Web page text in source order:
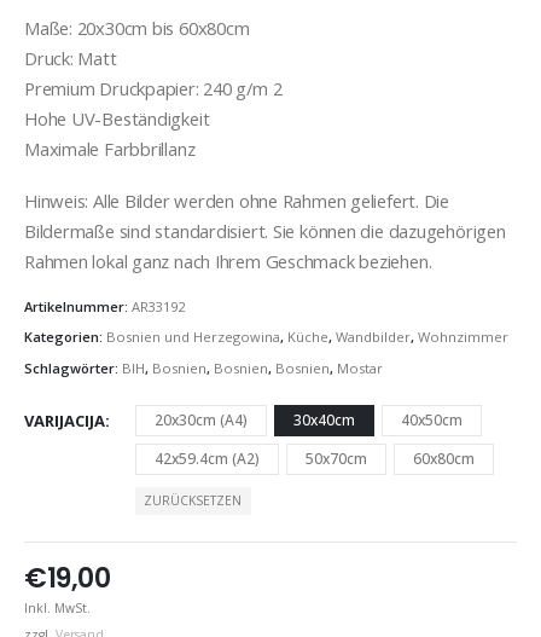
Maße: 20x30cm bis 60x80cm
Druck: Matt
Premium Druckpapier: 240 g/m 2
Hohe UV-Beständigkeit
Maximale Farbbrillanz
Hinweis: Alle Bilder werden ohne Rahmen geliefert. Die
Bildermaße sind standardisiert. Sie können die dazugehörigen
Rahmen lokal ganz nach Ihrem Geschmack beziehen.
Artikelnummer: AR33192
Kategorien: Bosnien und Herzegowina, Küche, Wandbilder, Wohnzimmer
Schlagwörter: BIH, Bosnien, Bosnien, Bosnien, Mostar
VARIJACIJA 20x30cm (A4) 30x40cm
40x50cm
42x59.4cm (A2)
50x70cm 60x80cm
ZURÜCKSETZEN
€19,00
Inkl. MwSt.